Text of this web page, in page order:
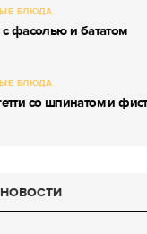
БЛЮДА
с фасолью и бататом
БЛЮДА
со шпинатом и